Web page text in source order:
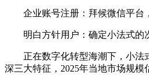
企业账号注册：拜候微信平台，
明白方针用户：确定小法式的次
正在数字化转型海潮下，小法式
深三大特征，2025年当地市场规